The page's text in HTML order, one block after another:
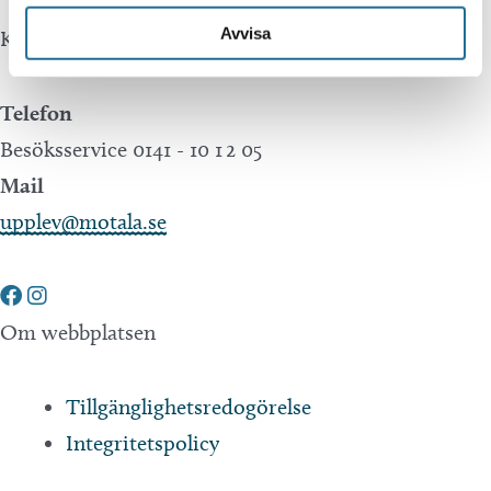
Avvisa
Kontakta oss
Telefon
Besöksservice 0141 - 10 1 2 05
Mail
upplev@motala.se
Om webbplatsen
Tillgänglighetsredogörelse
Integritetspolicy